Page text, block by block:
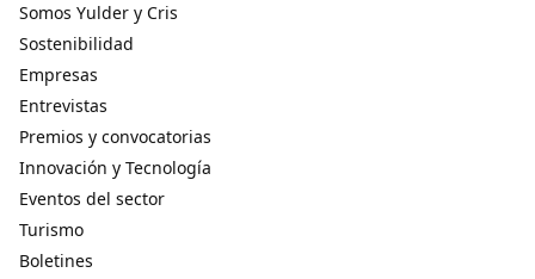
Somos Yulder y Cris
Sostenibilidad
Empresas
Entrevistas
Premios y convocatorias
Innovación y Tecnología
Eventos del sector
Turismo
Boletines